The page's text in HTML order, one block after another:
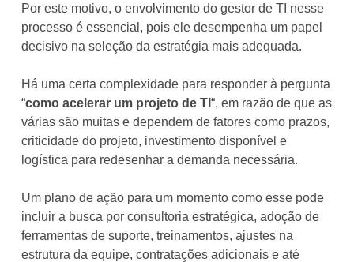
Por este motivo, o envolvimento do gestor de TI nesse
processo é essencial, pois ele desempenha um papel
decisivo na seleção da estratégia mais adequada.
Há uma certa complexidade para responder à pergunta
“como acelerar um projeto de TI “, em razão de que as
várias são muitas e dependem de fatores como prazos,
criticidade do projeto, investimento disponível e
logística para redesenhar a demanda necessária.
Um plano de ação para um momento como esse pode
incluir a busca por consultoria estratégica, adoção de
ferramentas de suporte, treinamentos, ajustes na
estrutura da equipe, contratações adicionais e até